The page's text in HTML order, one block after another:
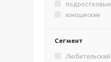
подростковые
юношеские
Сегмент
Любительский